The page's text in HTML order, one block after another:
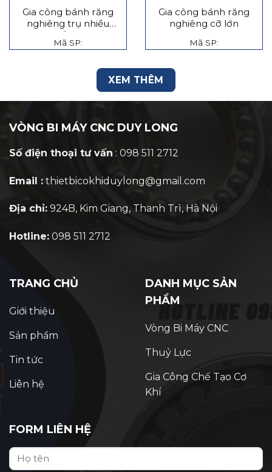
Gia công bánh răng
nghiêng trụ nhiều
tầng
Mã SP:
Gia công bánh răng
nghiêng cỡ lớn
Mã SP:
XEM THÊM
VÒNG BI MÁY CNC DUY LONG
Số điện thoại tư vấn : 098 511 2712
Email : thietbicokhiduylong@gmail.com
Địa chỉ: 924B, Kim Giang, Thanh Trì, Hà Nội
Hotline: 098 511 2712
TRANG CHỦ
Giới thiệu
Sản phẩm
Tin tức
Liên hệ
DANH MỤC SẢN
PHẨM
Vòng Bi Máy CNC
Thuỷ Lực
Gia Công Chế Tạo Cơ
Khí
FORM LIÊN HỆ